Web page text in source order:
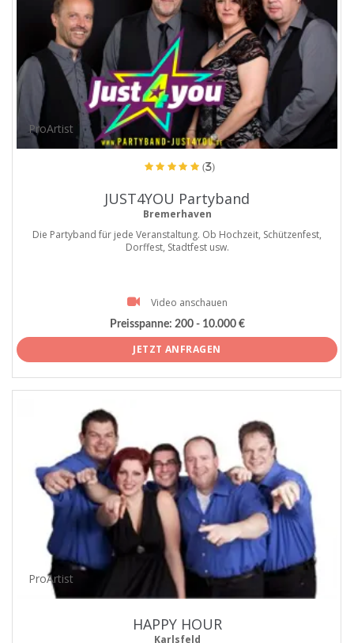
ProArtist
(3)
JUST4YOU Partyband
Bremerhaven
Die Partyband für jede Veranstaltung. Ob Hochzeit, Schützenfest,
Dorffest, Stadtfest usw.
Video anschauen
Preisspanne: 200 - 10.000 €
JETZT ANFRAGEN
ProArtist
HAPPY HOUR
Karlsfeld